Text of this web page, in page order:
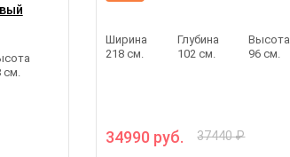
см.
Ширина
218 см.
Глубина
102 см.
Высота
96 см.
34990 руб. 37440 ₽